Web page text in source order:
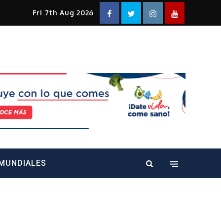
Fri 7th Aug 2026 FacebookTwitterInstagramYouTube